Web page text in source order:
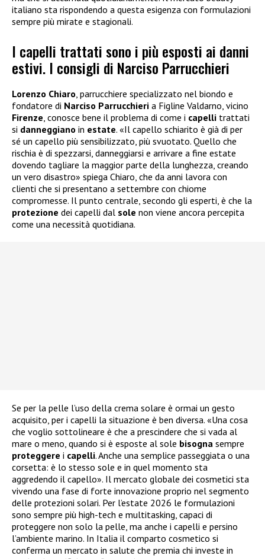
italiano sta rispondendo a questa esigenza con formulazioni
sempre più mirate e stagionali.
I capelli trattati sono i più esposti ai danni
estivi. I consigli di Narciso Parrucchieri
Lorenzo Chiaro, parrucchiere specializzato nel biondo e
fondatore di Narciso Parrucchieri a Figline Valdarno, vicino
Firenze, conosce bene il problema di come i capelli trattati
si danneggiano in estate. «Il capello schiarito è già di per
sé un capello più sensibilizzato, più svuotato. Quello che
rischia è di spezzarsi, danneggiarsi e arrivare a fine estate
dovendo tagliare la maggior parte della lunghezza, creando
un vero disastro» spiega Chiaro, che da anni lavora con
clienti che si presentano a settembre con chiome
compromesse. Il punto centrale, secondo gli esperti, è che la
protezione dei capelli dal sole non viene ancora percepita
come una necessità quotidiana.
Se per la pelle l’uso della crema solare è ormai un gesto
acquisito, per i capelli la situazione è ben diversa. «Una cosa
che voglio sottolineare è che a prescindere che si vada al
mare o meno, quando si è esposte al sole bisogna sempre
proteggere i capelli. Anche una semplice passeggiata o una
corsetta: è lo stesso sole e in quel momento sta
aggredendo il capello». Il mercato globale dei cosmetici sta
vivendo una fase di forte innovazione proprio nel segmento
delle protezioni solari. Per l’estate 2026 le formulazioni
sono sempre più high-tech e multitasking, capaci di
proteggere non solo la pelle, ma anche i capelli e persino
l’ambiente marino. In Italia il comparto cosmetico si
conferma un mercato in salute che premia chi investe in